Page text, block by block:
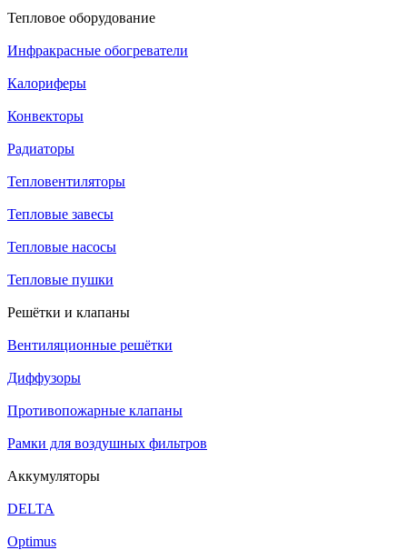
Тепловое оборудование
Инфракрасные обогреватели
Калориферы
Конвекторы
Радиаторы
Тепловентиляторы
Тепловые завесы
Тепловые насосы
Тепловые пушки
Решётки и клапаны
Вентиляционные решётки
Диффузоры
Противопожарные клапаны
Рамки для воздушных фильтров
Аккумуляторы
DELTA
Optimus